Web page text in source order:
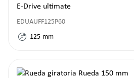
E-Drive ultimate
EDUAUFF125P60
125 mm